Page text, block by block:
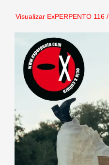
Visualizar ExPERPENTO 116/